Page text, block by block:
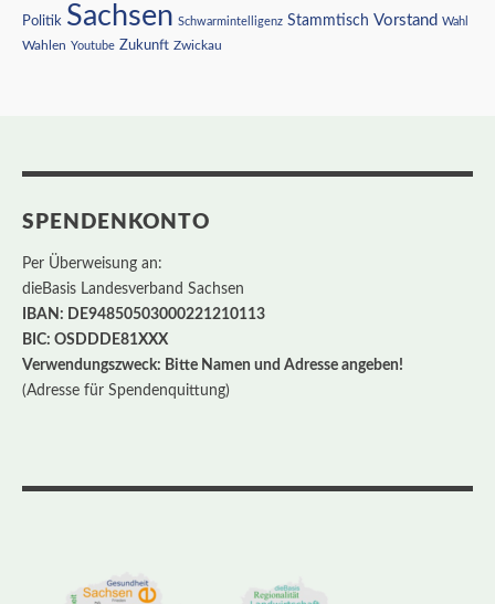
Politik Sachsen Schwarmintelligenz Stammtisch Vorstand Wahl
Wahlen Youtube Zukunft Zwickau
SPENDENKONTO
Per Überweisung an:
dieBasis Landesverband Sachsen
IBAN: DE94850503000221210113
BIC: OSDDDE81XXX
Verwendungszweck: Bitte Namen und Adresse angeben!
(Adresse für Spendenquittung)